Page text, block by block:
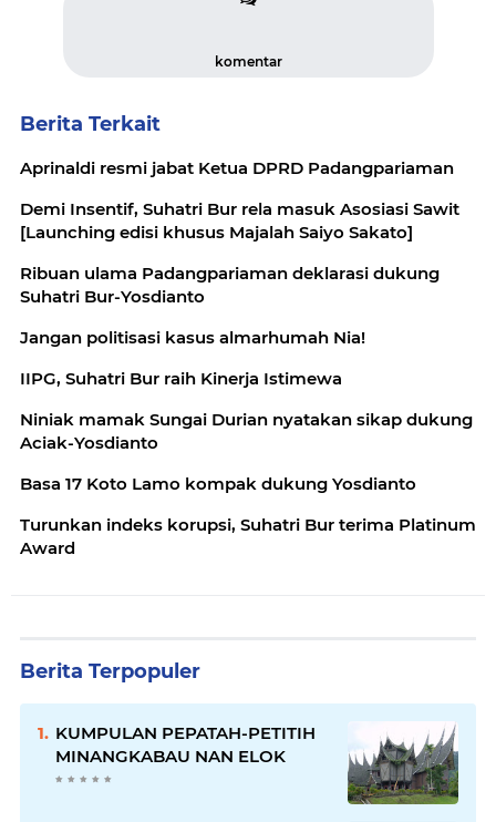
komentar
Berita Terkait
Aprinaldi resmi jabat Ketua DPRD Padangpariaman
Demi Insentif, Suhatri Bur rela masuk Asosiasi Sawit
[Launching edisi khusus Majalah Saiyo Sakato]
Ribuan ulama Padangpariaman deklarasi dukung
Suhatri Bur-Yosdianto
Jangan politisasi kasus almarhumah Nia!
IIPG, Suhatri Bur raih Kinerja Istimewa
Niniak mamak Sungai Durian nyatakan sikap dukung
Aciak-Yosdianto
Basa 17 Koto Lamo kompak dukung Yosdianto
Turunkan indeks korupsi, Suhatri Bur terima Platinum
Award
Berita Terpopuler
KUMPULAN PEPATAH-PETITIH
MINANGKABAU NAN ELOK